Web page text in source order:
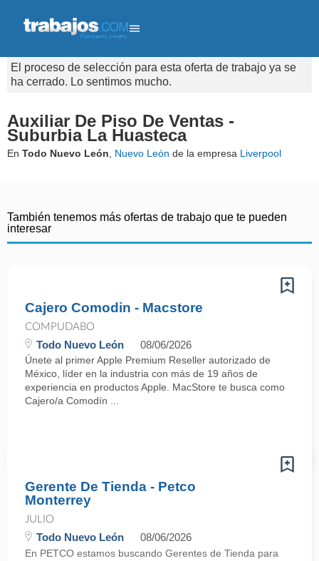
El proceso de selección para esta oferta de trabajo ya se
ha cerrado. Lo sentimos mucho.
Auxiliar De Piso De Ventas -
Suburbia La Huasteca
En Todo Nuevo León Nuevo León de la empresa Liverpool
También tenemos más ofertas de trabajo que te pueden
interesar
Cajero Comodin - Macstore
COMPUDABO
Todo Nuevo León 08/06/2026
Únete al primer Apple Premium Reseller autorizado de
México, líder en la industria con más de 19 años de
experiencia en productos Apple. MacStore te busca como
Cajero/a Comodín ...
Gerente De Tienda - Petco
Monterrey
JULIO
Todo Nuevo León 08/06/2026
En PETCO estamos buscando Gerentes de Tienda para